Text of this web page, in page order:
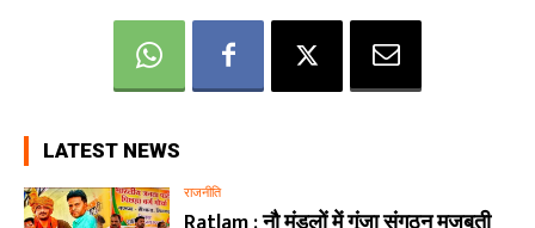
LATEST NEWS
राजनीति